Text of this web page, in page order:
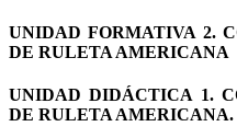
UNIDAD FORMATIVA 2.
DE RULETA AMERICANA
UNIDAD DIDÁCTICA 1.
DE RULETA AMERICANA.